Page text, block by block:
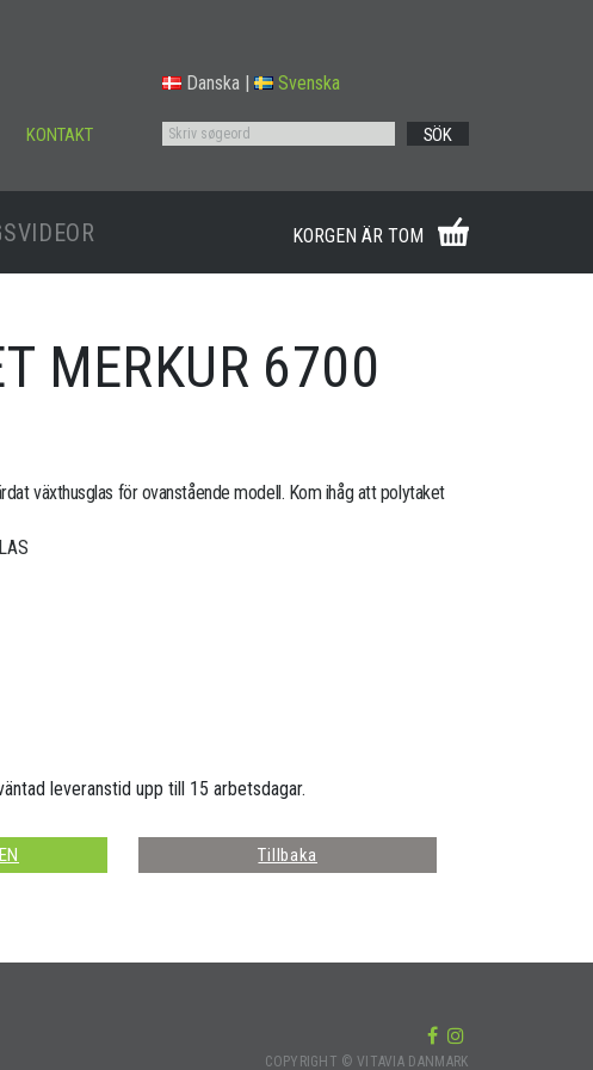
KONTAKT
Danska | Svenska
SÖK
KORGEN ÄR TOM
MERKUR 6700
växthusglas för ovanstående modell. Kom ihåg att polytaket
leveranstid upp till 15 arbetsdagar.
Tillbaka
COPYRIGHT © VITAVIA DANMARK